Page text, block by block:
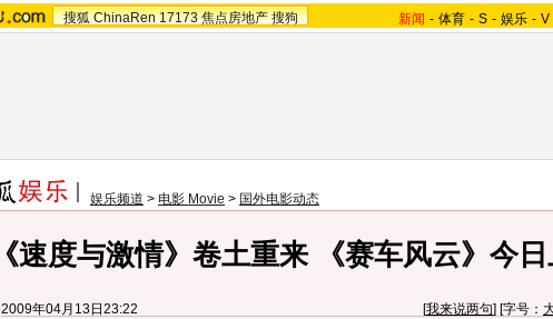
搜狐 ChinaRen 17173 焦点房地产 搜狗 新闻 - 体育 - S - 娱乐 - V
娱乐频道 > 电影 Movie > 国外电影动态
《速度与激情》卷土重来 《赛车风云》今
2009年04月13日23:22 [我来说两句] [字号：